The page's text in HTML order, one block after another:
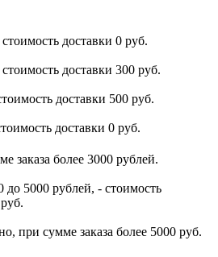
доставки 0 руб.
доставки 300 руб.
доставки 500 руб.
доставки 0 руб.
заказа более 3000 рублей.
до 5000 рублей, - стоимость
при сумме заказа более 5000 руб.